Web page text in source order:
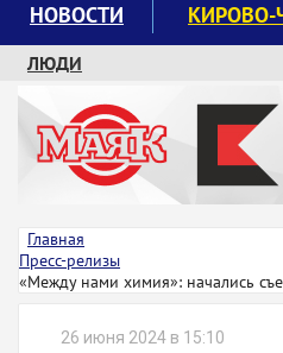
НОВОСТИ КИРОВО-
ЛЮДИ
КРУЖКИ И СЕКЦИИ
ЗАВОДУ "МАЯК" 85 ЛЕТ
ЭКОЛОГИЯ
Главная
Пресс-релизы
«Между нами химия»: начались
26 июня 2024 в 15:10